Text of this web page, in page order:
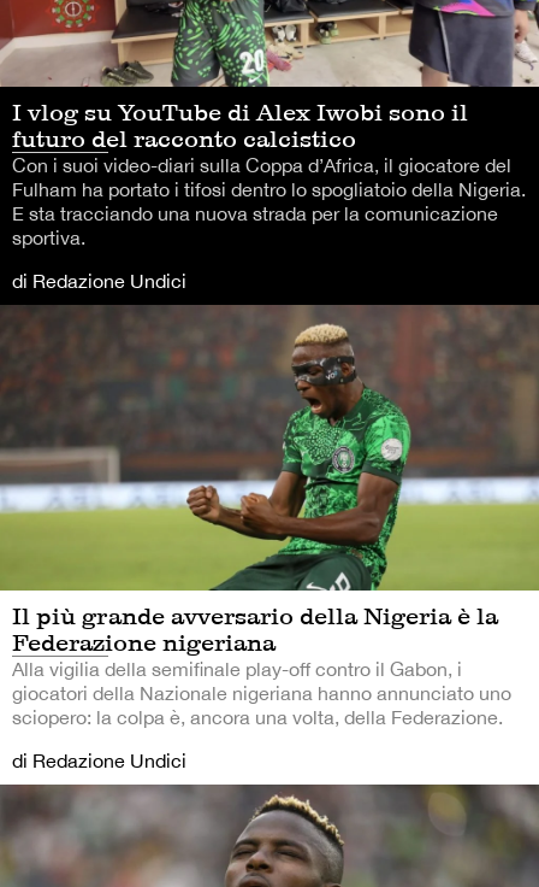
I vlog su YouTube di Alex Iwobi sono il
futuro del racconto calcistico
Con i suoi video-diari sulla Coppa d’Africa, il giocatore del
Fulham ha portato i tifosi dentro lo spogliatoio della Nigeria.
E sta tracciando una nuova strada per la comunicazione
sportiva.
di Redazione Undici
Il più grande avversario della Nigeria è la
Federazione nigeriana
Alla vigilia della semifinale play-off contro il Gabon, i
giocatori della Nazionale nigeriana hanno annunciato uno
sciopero: la colpa è, ancora una volta, della Federazione.
di Redazione Undici